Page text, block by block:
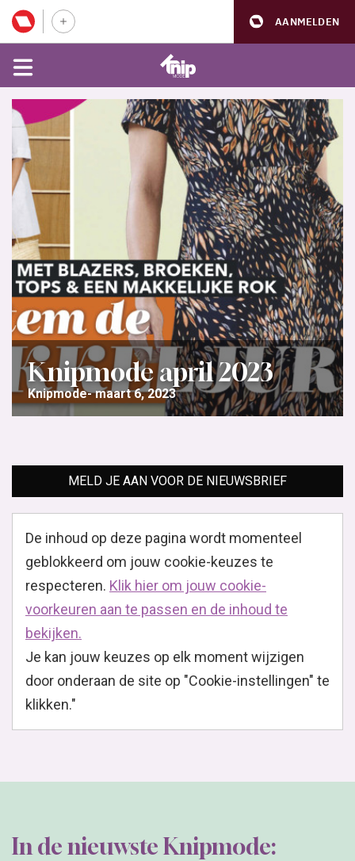
AANMELDEN
Knipmode april 2023
Knipmode maart 6, 2023
MELD JE AAN VOOR DE NIEUWSBRIEF
De inhoud op deze pagina wordt momenteel
geblokkeerd om jouw cookie-keuzes te
respecteren. Klik hier om jouw cookie-
voorkeuren aan te passen en de inhoud te
bekijken.
Je kan jouw keuzes op elk moment wijzigen
door onderaan de site op "Cookie-instellingen" te
klikken."
In de nieuwste Knipmode: